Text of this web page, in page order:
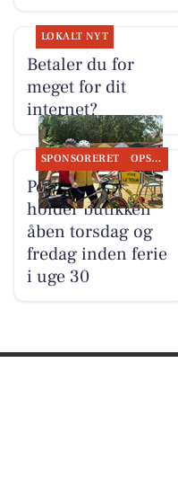
LOKALT NYT
Betaler du for
meget for dit
internet?
SPONSORERET OPSLAGSTAVLEN
Per P. Cykler
holder butikken
åben torsdag og
fredag inden ferie
i uge 30